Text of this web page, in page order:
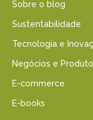
Sobre o blog
Sustentabilidade
Tecnologia e
Negócios e
E-commerce
E-books